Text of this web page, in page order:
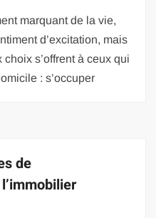
marquant de la vie,
d’excitation, mais
s’offrent à ceux qui
: s’occuper
de